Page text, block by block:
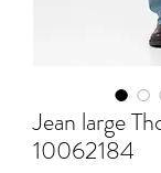
Jean large
10062184